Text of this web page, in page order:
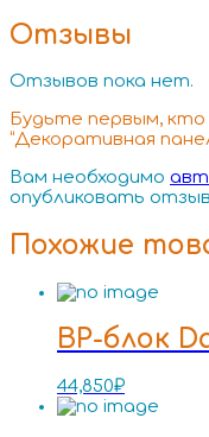
Отзывы
Отзывов пока нет.
Будьте первым,
“Декоративная
Вам необходимо
опубликовать
Похожие
BP-блок
44,850₽